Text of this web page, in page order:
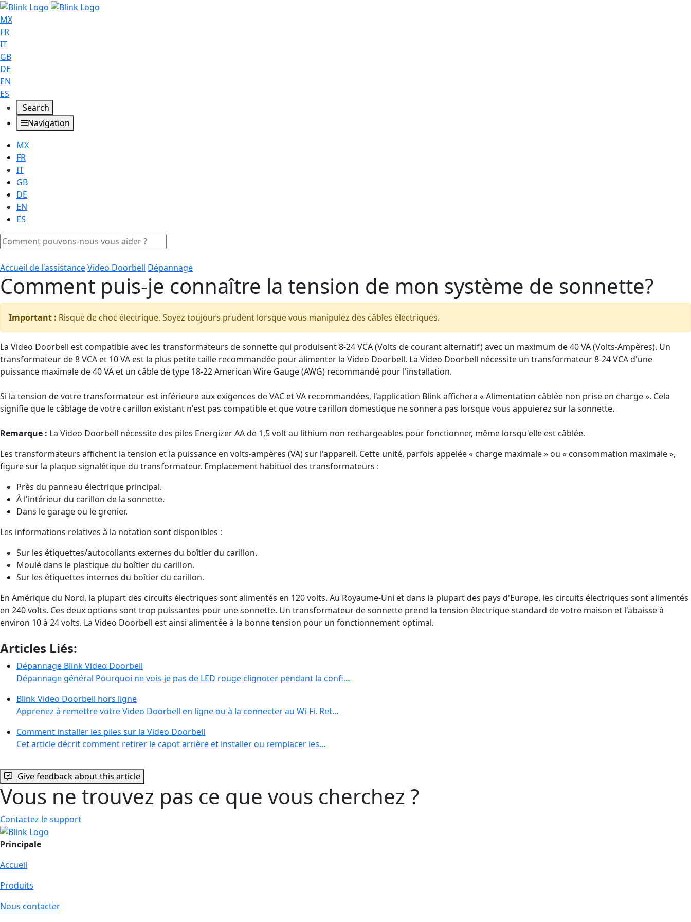
MX
FR
IT
GB
DE
EN
ES
Search
Navigation
MX
FR
IT
GB
DE
EN
ES
Accueil de l'assistanceVideo Doorbell Dépannage
Comment puis-je connaître la tension de mon système de sonnette?
Important : Risque de choc électrique. Soyez toujours prudent lorsque vous manipulez des câbles électriques.
La Video Doorbell est compatible avec les transformateurs de sonnette qui produisent 8-24 VCA (Volts de courant alternatif) avec un maximum de 40 VA (Volts-Ampères). Un
transformateur de 8 VCA et 10 VA est la plus petite taille recommandée pour alimenter la Video Doorbell. La Video Doorbell nécessite un transformateur 8-24 VCA d'une
puissance maximale de 40 VA et un câble de type 18-22 American Wire Gauge (AWG) recommandé pour l'installation.
Si la tension de votre transformateur est inférieure aux exigences de VAC et VA recommandées, l'application Blink affichera « Alimentation câblée non prise en charge ». Cela
signifie que le câblage de votre carillon existant n'est pas compatible et que votre carillon domestique ne sonnera pas lorsque vous appuierez sur la sonnette.
Remarque : La Video Doorbell nécessite des piles Energizer AA de 1,5 volt au lithium non rechargeables pour fonctionner, même lorsqu'elle est câblée.
Les transformateurs affichent la tension et la puissance en volts-ampères (VA) sur l'appareil. Cette unité, parfois appelée « charge maximale » ou « consommation maximale »,
figure sur la plaque signalétique du transformateur. Emplacement habituel des transformateurs :
Près du panneau électrique principal.
À l'intérieur du carillon de la sonnette.
Dans le garage ou le grenier.
Les informations relatives à la notation sont disponibles :
Sur les étiquettes/autocollants externes du boîtier du carillon.
Moulé dans le plastique du boîtier du carillon.
Sur les étiquettes internes du boîtier du carillon.
En Amérique du Nord, la plupart des circuits électriques sont alimentés en 120 volts. Au Royaume-Uni et dans la plupart des pays d'Europe, les circuits électriques sont alimentés
en 240 volts. Ces deux options sont trop puissantes pour une sonnette. Un transformateur de sonnette prend la tension électrique standard de votre maison et l'abaisse à
environ 10 à 24 volts. La Video Doorbell est ainsi alimentée à la bonne tension pour un fonctionnement optimal.
Articles Liés:
Dépannage Blink Video Doorbell
Dépannage général Pourquoi ne vois-je pas de LED rouge clignoter pendant la confi…
Blink Video Doorbell hors ligne
Apprenez à remettre votre Video Doorbell en ligne ou à la connecter au Wi-Fi. Ret…
Comment installer les piles sur la Video Doorbell
Cet article décrit comment retirer le capot arrière et installer ou remplacer les…
Give feedback about this article
Vous ne trouvez pas ce que vous cherchez ?
Contactez le support
Principale
Accueil
Produits
Nous contacter